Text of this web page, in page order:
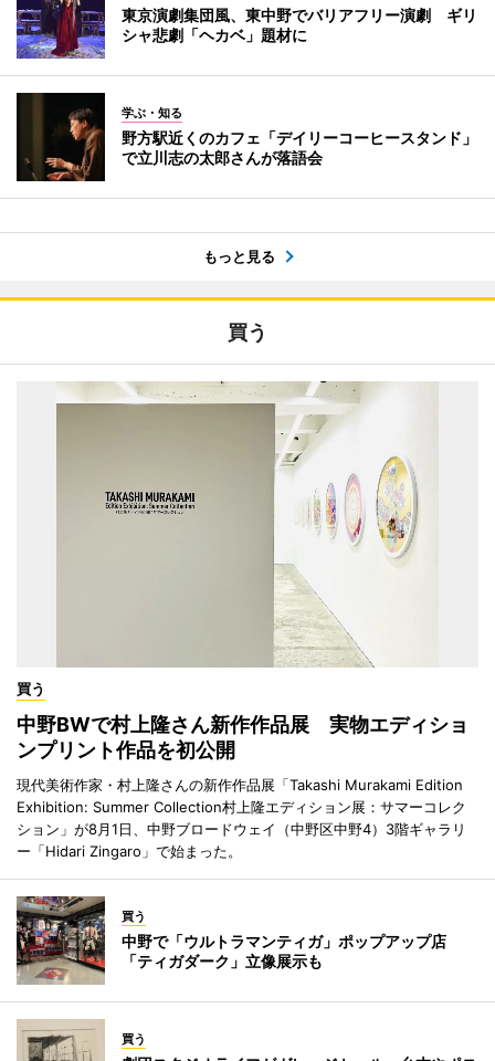
東京演劇集団風、東中野でバリアフリー演劇 ギリ
シャ悲劇「ヘカベ」題材に
学ぶ・知る
野方駅近くのカフェ「デイリーコーヒースタンド」
で立川志の太郎さんが落語会
もっと見る
買う
買う
中野BWで村上隆さん新作作品展 実物エディショ
ンプリント作品を初公開
現代美術作家・村上隆さんの新作作品展「Takashi Murakami Edition
Exhibition: Summer Collection村上隆エディション展：サマーコレク
ション」が8月1日、中野ブロードウェイ（中野区中野4）3階ギャラリ
ー「Hidari Zingaro」で始まった。
買う
中野で「ウルトラマンティガ」ポップアップ店
「ティガダーク」立像展示も
買う